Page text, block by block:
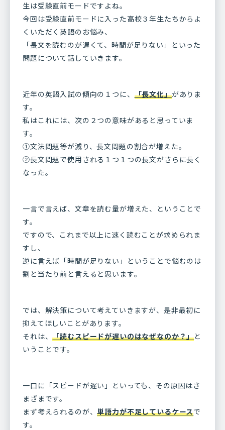
生は受験直前モードですよね。
今回は受験直前モードに入った高校３年生たちからよ
くいただく英語のお悩み、
「長文を読むのが遅くて、時間が足りない」といった
問題について話していきます。
近年の英語入試の傾向の１つに、 「長文化」がありま
す。
私はこれには、次の２つの意味があると思っていま
す。
①文法問題等が減り、長文問題の割合が増えた。
②長文問題で使用される１つ１つの長文がさらに長く
なった。
一言で言えば、文章を読む量が増えた、ということで
す。
ですので、これまで以上に速く読むことが求められま
すし、
逆に言えば「時間が足りない」ということで悩むのは
割と当たり前と言えると思います。
では、解決策について考えていきますが、是非最初に
抑えてほしいことがあります。
それは、「読むスピードが遅いのはなぜなのか？」と
いうことです。
一口に「スピードが遅い」といっても、その原因はさ
まざまです。
まず考えられるのが、単語力が不足しているケースで
す。